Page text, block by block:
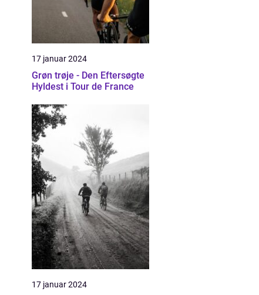
17 januar 2024
Grøn trøje - Den Eftersøgte
Hyldest i Tour de France
17 januar 2024